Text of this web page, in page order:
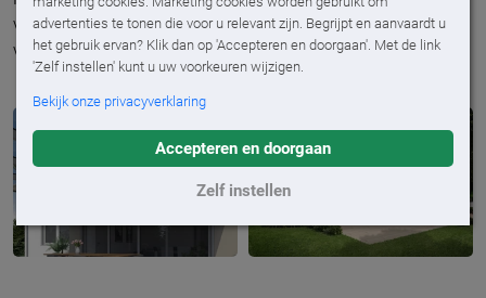
advertenties te tonen die voor u relevant zijn. Begrijpt en aanvaardt u
het gebruik ervan? Klik dan op 'Accepteren en doorgaan'. Met de link
'Zelf instellen' kunt u uw voorkeuren wijzigen.
Bekijk onze privacyverklaring
Accepteren en doorgaan
Zelf instellen
vakspecialisten. Zij helpen je graag verder met het vinden
van jouw perfecte terrasoverkapping!